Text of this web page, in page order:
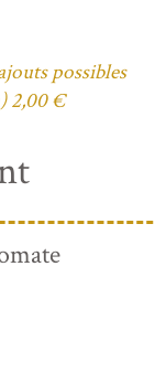
possibles
2,00 €